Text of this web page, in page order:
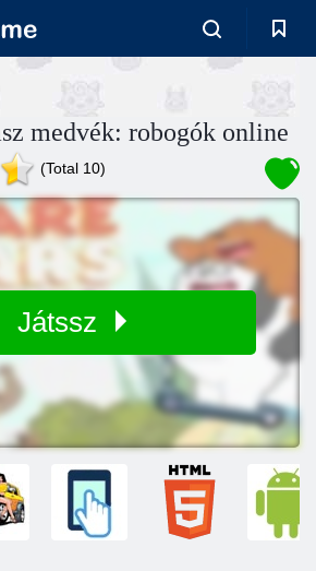
medvék: robogók online
(Total 10)
Játssz